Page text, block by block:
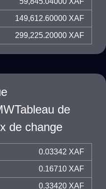
149,612.60000 XAF
299,225.20000 XAF
de
de change
0.03342 XAF
0.16710 XAF
0.33420 XAF